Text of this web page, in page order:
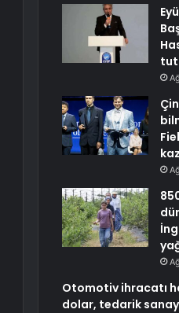
Otomotiv ihracatı
dolar, tedarik